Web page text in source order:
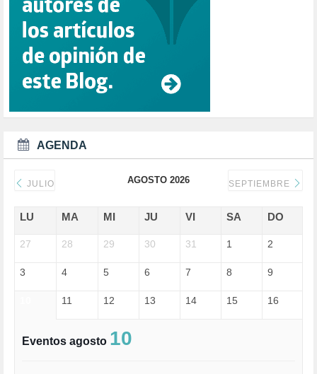
CONSUMO (1)
CORONAVIRUS (155)
CORRUPCIÓN (215)
CULTURA (704)
DANA (78)
DD.HH. (1)
DEMOCRACIA (1)
DEMOCRAIA (1)
DEPORTES (2)
DERECHOS SOCIALES (740)
DONALD TRUMP (82)
EDGAR MORIN (1)
EMIGRACIÓN (4)
ESPECULACIÓN (2)
FASCISMO (57)
FEMINISMO (504)
FILOSOFÍA (6)
AGENDA
JULIO AGOSTO 2026 SEPTIEMBRE
LU MA MI JU VI SA DO
27 28 29 30 31 1 2
3 4 5 6 7 8 9
11 12 13 14 15 16
Eventos agosto 10